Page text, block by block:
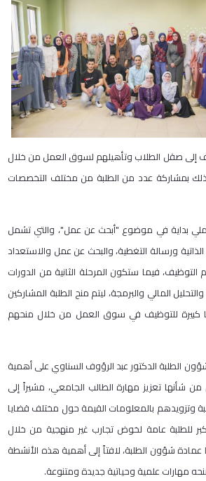
إلى صقل الطلاب وتأهيلهم لسوق العمل من خلال
بمشاركة عدد من الطلبة من مختلف التخصصات
بداية في موضوع "أبحث عن عمل"، والتي تشمل
ورسالة التغطية، والبحث عن عمل والاستعداد
فيما ستكون المرحلة الثانية من الدورات
المالي والبرمجة، ليتم منح الطلبة المشاركين
كبيرة للتوظيف في سوق العمل من خلال منحهم
الطلبة الدكتور عبد الرؤوف السناوي على أهمية
شأنها تعزيز مهارة الطالب الجامعي، مشيراً إلى
وتزويدهم بالمعلومات القيمة حول مختلف قضايا
للطلبة عامة لخوض تجارب غير منهجية من خلال
عمادة شؤون الطلبة، لافتاً إلى أهمية هذه الأنشطة
مهارات علمية وحياتية جديدة ومتنوعة.